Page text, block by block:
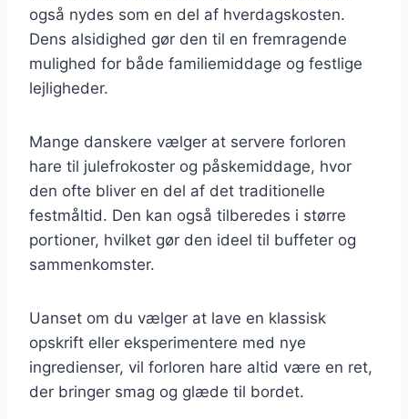
også nydes som en del af hverdagskosten.
Dens alsidighed gør den til en fremragende
mulighed for både familiemiddage og festlige
lejligheder.
Mange danskere vælger at servere forloren
hare til julefrokoster og påskemiddage, hvor
den ofte bliver en del af det traditionelle
festmåltid. Den kan også tilberedes i større
portioner, hvilket gør den ideel til buffeter og
sammenkomster.
Uanset om du vælger at lave en klassisk
opskrift eller eksperimentere med nye
ingredienser, vil forloren hare altid være en ret,
der bringer smag og glæde til bordet.